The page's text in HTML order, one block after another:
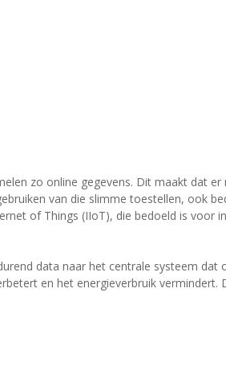
zo online gegevens. Dit maakt dat
van die slimme toestellen, ook
of Things (IIoT), die bedoeld is voor
data naar het centrale systeem dat
en het energieverbruik